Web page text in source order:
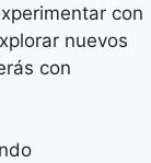
con
nuevos
con